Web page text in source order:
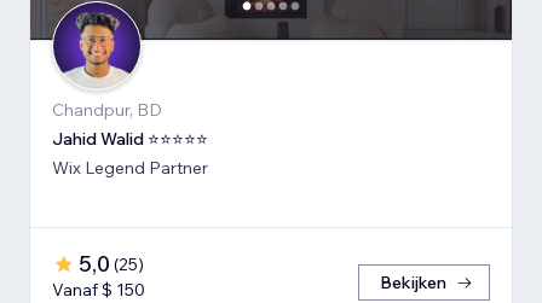
Chandpur, BD
Jahid Walid ⭐⭐⭐⭐⭐
Wix Legend Partner
5,0 (25)
Vanaf $ 150
Bekijken